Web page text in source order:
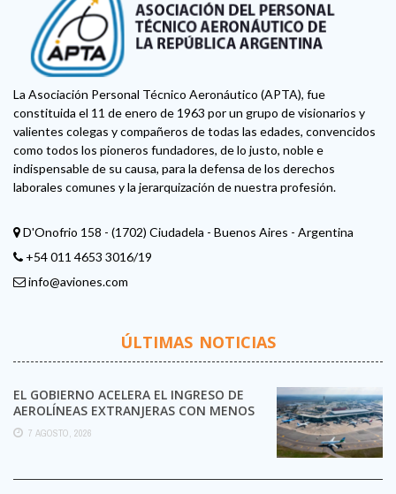
La Asociación Personal Técnico Aeronáutico (APTA), fue
constituida el 11 de enero de 1963 por un grupo de visionarios y
valientes colegas y compañeros de todas las edades, convencidos
como todos los pioneros fundadores, de lo justo, noble e
indispensable de su causa, para la defensa de los derechos
laborales comunes y la jerarquización de nuestra profesión.
D'Onofrio 158 - (1702) Ciudadela - Buenos Aires - Argentina
+54 011 4653 3016/19
info@aviones.com
ÚLTIMAS NOTICIAS
EL GOBIERNO ACELERA EL INGRESO DE
AEROLÍNEAS EXTRANJERAS CON MENOS
TRÁMITES
7 AGOSTO, 2026